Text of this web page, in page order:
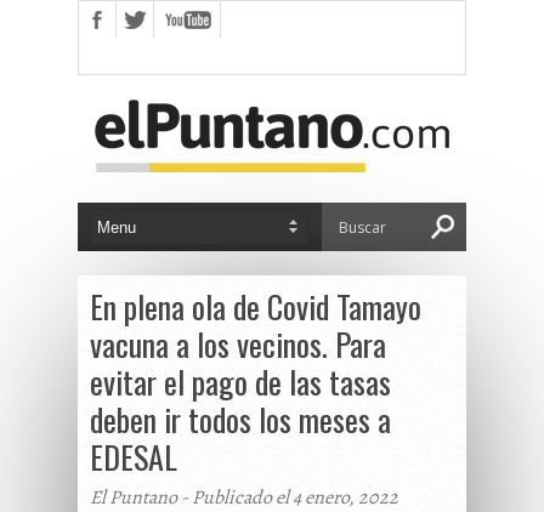
En plena ola de Covid Tamayo
vacuna a los vecinos. Para
evitar el pago de las tasas
deben ir todos los meses a
EDESAL
El Puntano - Publicado el 4 enero, 2022